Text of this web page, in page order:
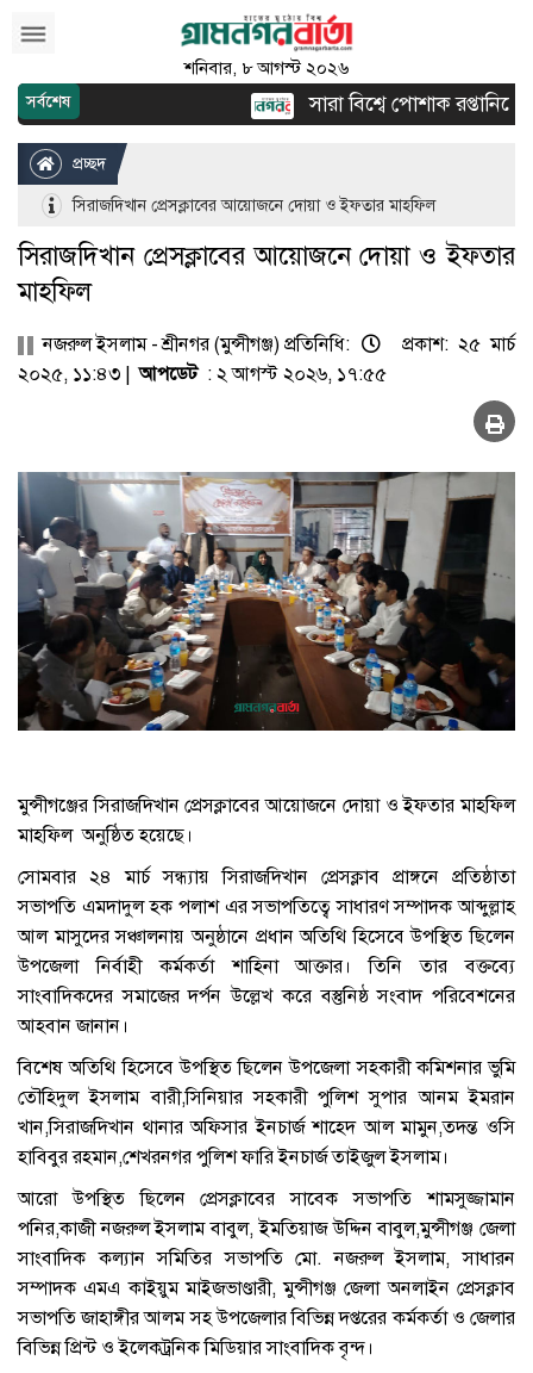
শনিবার, ৮ আগস্ট ২০২৬
সর্বশেষ সারা বিশ্বে পোশাক রপ্তানিতে
প্রচ্ছদ
সিরাজদিখান প্রেসক্লাবের আয়োজনে দোয়া ও ইফতার মাহফিল
সিরাজদিখান প্রেসক্লাবের আয়োজনে দোয়া ও ইফতার
মাহফিল
নজরুল ইসলাম - শ্রীনগর (মুন্সীগঞ্জ) প্রতিনিধি:
প্রকাশ: ২৫ মার্চ
২০২৫, ১১:৪৩ |আপডেট: ২ আগস্ট ২০২৬, ১৭:৫৫
মুন্সীগঞ্জের সিরাজদিখান প্রেসক্লাবের আয়োজনে দোয়া ও ইফতার মাহফিল
মাহফিল অনুষ্ঠিত হয়েছে।
সোমবার ২৪ মার্চ সন্ধ্যায় সিরাজদিখান প্রেসক্লাব প্রাঙ্গনে প্রতিষ্ঠাতা
সভাপতি এমদাদুল হক পলাশ এর সভাপতিত্বে সাধারণ সম্পাদক আব্দুল্লাহ
আল মাসুদের সঞ্চালনায় অনুষ্ঠানে প্রধান অতিথি হিসেবে উপস্থিত ছিলেন
উপজেলা নির্বাহী কর্মকর্তা শাহিনা আক্তার। তিনি তার বক্তব্যে
সাংবাদিকদের সমাজের দর্পন উল্লেখ করে বস্তুনিষ্ঠ সংবাদ পরিবেশনের
আহবান জানান।
বিশেষ অতিথি হিসেবে উপস্থিত ছিলেন উপজেলা সহকারী কমিশনার ভুমি
তৌহিদুল ইসলাম বারী,সিনিয়ার সহকারী পুলিশ সুপার আনম ইমরান
খান,সিরাজদিখান থানার অফিসার ইনচার্জ শাহেদ আল মামুন,তদন্ত ওসি
হাবিবুর রহমান,শেখরনগর পুলিশ ফারি ইনচার্জ তাইজুল ইসলাম।
আরো উপস্থিত ছিলেন প্রেসক্লাবের সাবেক সভাপতি শামসুজ্জামান
পনির,কাজী নজরুল ইসলাম বাবুল, ইমতিয়াজ উদ্দিন বাবুল,মুন্সীগঞ্জ জেলা
সাংবাদিক কল্যান সমিতির সভাপতি মো. নজরুল ইসলাম, সাধারন
সম্পাদক এমএ কাইয়ুম মাইজভাণ্ডারী, মুন্সীগঞ্জ জেলা অনলাইন প্রেসক্লাব
সভাপতি জাহাঙ্গীর আলম সহ উপজেলার বিভিন্ন দপ্তরের কর্মকর্তা ও জেলার
বিভিন্ন প্রিন্ট ও ইলেকট্রনিক মিডিয়ার সাংবাদিক বৃন্দ।